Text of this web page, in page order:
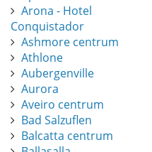
Arona - Hotel
Conquistador
Ashmore centrum
Athlone
Aubergenville
Aurora
Aveiro centrum
Bad Salzuflen
Balcatta centrum